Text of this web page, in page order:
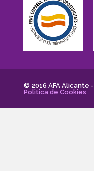
© 2016 AFA Alicante -
Politica de Cookies